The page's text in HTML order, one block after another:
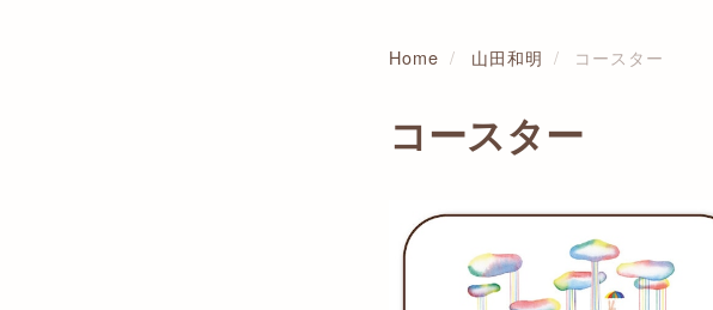
Home 山田和明 コースター
コースター